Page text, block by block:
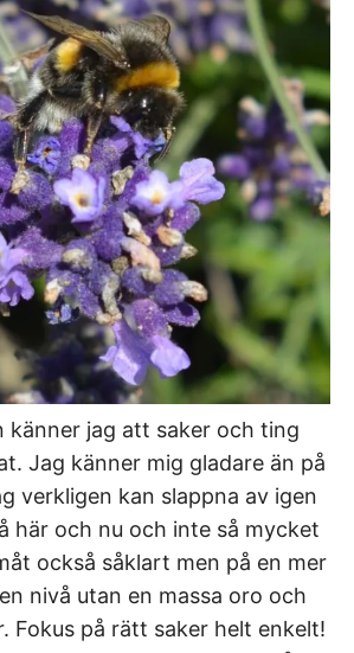
känner jag att saker och ting
Jag känner mig gladare än på
verkligen kan slappna av igen
här och nu och inte så mycket
också såklart men på en mer
nivå utan en massa oro och
Fokus på rätt saker helt enkelt!